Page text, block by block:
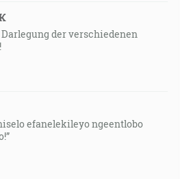
der verschiedenen
efanelekileyo ngeentlobo